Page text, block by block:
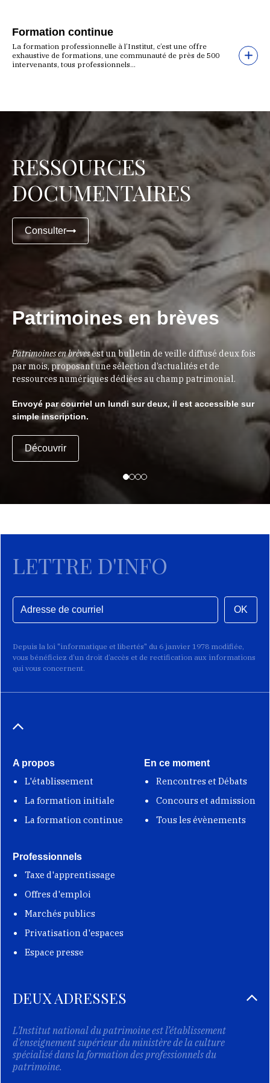
Formation continue
La formation professionnelle à l’Institut, c’est une offre
exhaustive de formations, une communauté de près de 500
intervenants, tous professionnels...
RESSOURCES
DOCUMENTAIRES
Consulter
Patrimoines en brèves
Patrimoines en brèvesest un bulletin de veille diffusé deux fois
par mois, proposant une sélection d’actualités et de
ressources numériques dédiées au champ patrimonial.
Envoyé par courriel un lundi sur deux, il est accessible sur
simple inscription.
Découvrir
LETTRE D'INFO
OK
Depuis la loi "informatique et libertés" du 6 janvier 1978 modifiée,
vous bénéficiez d’un droit d’accès et de rectification aux informations
qui vous concernent.
A propos
L'établissement
La formation initiale
La formation continue
En ce moment
Rencontres et Débats
Concours et admission
Tous les évènements
Professionnels
Taxe d'apprentissage
Offres d'emploi
Marchés publics
Privatisation d'espaces
Espace presse
DEUX ADRESSES
L'Institut national du patrimoine est l’établissement
d'enseignement supérieur du ministère de la culture
spécialisé dans la formation des professionnels du
patrimoine.